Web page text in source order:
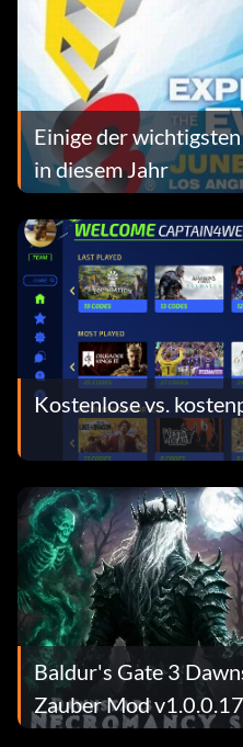
Einige der
in diesem Jahr
Kostenlose vs.
Baldur's Gate 3
Zauber Mod v1.0.0.17